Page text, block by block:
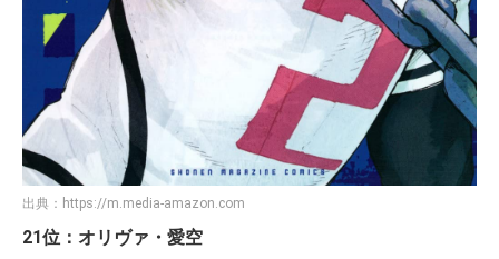
出典： https://m.media-amazon.com
21位：オリヴァ・愛空